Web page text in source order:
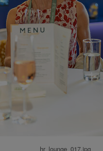
hr_lounge_017.jpg